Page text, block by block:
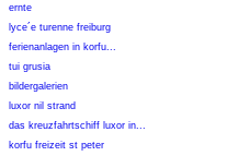
ernte
lyce´e turenne freiburg
ferienanlagen in korfu...
tui grusia
bildergalerien
luxor nil strand
das kreuzfahrtschiff luxor in...
korfu freizeit st peter